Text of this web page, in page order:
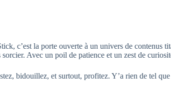
c’est la porte ouverte à un univers de
Avec un poil de patience et un zest de
bidouillez, et surtout, profitez. Y’a rien de tel